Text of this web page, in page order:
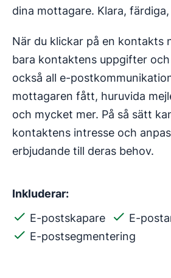
dina mottagare. Klara,
När du klickar på en kontakts
bara kontaktens uppgifter
också all e-
mottagaren fått, huruvida
och mycket mer. På så sätt
kontaktens intresse och
erbjudande till deras behov.
Inkluderar:
E-postskapare
E-
E-postsegmentering